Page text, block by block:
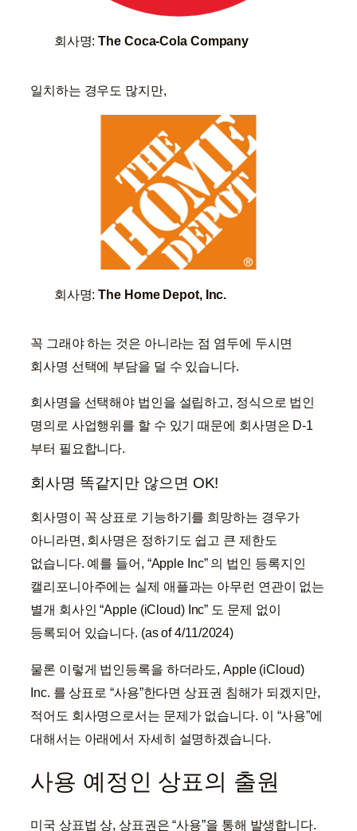
회사명:The Coca-Cola Company
일치하는 경우도 많지만,
회사명:The Home Depot, Inc.
꼭 그래야 하는 것은 아니라는 점 염두에 두시면
회사명 선택에 부담을 덜 수 있습니다.
회사명을 선택해야 법인을 설립하고, 정식으로 법인
명의로 사업행위를 할 수 있기 때문에 회사명은 D-1
부터 필요합니다.
회사명 똑같지만 않으면 OK!
회사명이 꼭 상표로 기능하기를 희망하는 경우가
아니라면, 회사명은 정하기도 쉽고 큰 제한도
없습니다. 예를 들어, “Apple Inc” 의 법인 등록지인
캘리포니아주에는 실제 애플과는 아무런 연관이 없는
별개 회사인 “Apple (iCloud) Inc” 도 문제 없이
등록되어 있습니다. (as of 4/11/2024)
물론 이렇게 법인등록을 하더라도, Apple (iCloud)
Inc. 를 상표로 “사용”한다면 상표권 침해가 되겠지만,
적어도 회사명으로서는 문제가 없습니다. 이 “사용”에
대해서는 아래에서 자세히 설명하겠습니다.
사용 예정인 상표의 출원
미국 상표법 상, 상표권은 “사용”을 통해 발생합니다.